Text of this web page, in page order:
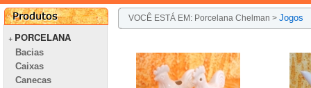
+ PORCELANA
Bacias
Caixas
Canecas
VOCÊ ESTÁ EM: Porcelana Chelman > Jogos